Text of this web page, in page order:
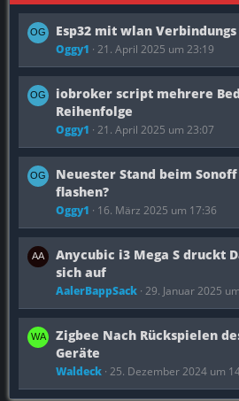
r
ä
g
e
Esp32 mit wlan
Oggy1 21. April 2025 um 23:19
iobroker script mehrere
Reihenfolge
Oggy1 21. April 2025 um 23:07
Neuester Stand beim Sonoff
flashen?
Oggy1 16. März 2025 um 17:36
Anycubic i3 Mega S druckt
sich auf
AalerBappSack 29. Januar 2025
Zigbee Nach Rückspielen
Geräte
Waldeck 25. Dezember 2024 um